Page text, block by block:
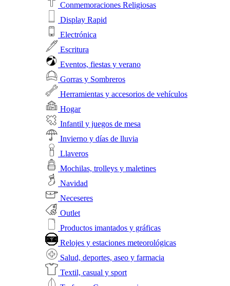
Conmemoraciones Religiosas
Display Rapid
Electrónica
Escritura
Eventos, fiestas y verano
Gorras y Sombreros
Herramientas y accesorios de vehículos
Hogar
Infantil y juegos de mesa
Invierno y días de lluvia
Llaveros
Mochilas, trolleys y maletines
Navidad
Neceseres
Outlet
Productos imantados y gráficas
Relojes y estaciones meteorológicas
Salud, deportes, aseo y farmacia
Textil, casual y sport